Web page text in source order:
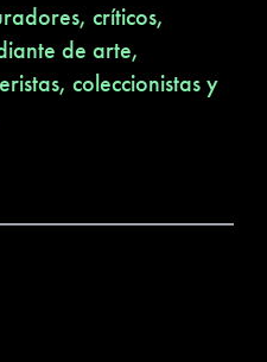
críticos,
de arte,
coleccionistas y